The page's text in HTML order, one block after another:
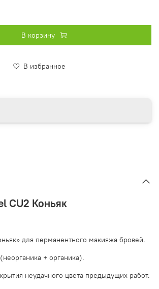
В избранное
В корзину
CU2 Коньяк
для перманентного макияжа бровей.
+ органика).
неудачного цвета предыдущих работ.